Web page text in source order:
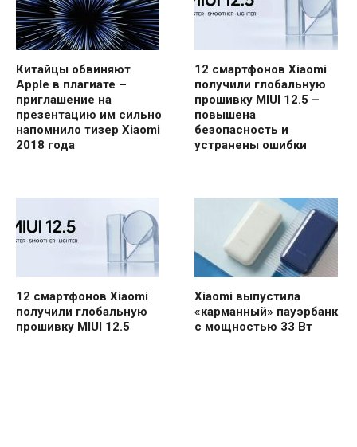
Китайцы обвиняют
Apple в плагиате –
приглашение на
презентацию им сильно
напомнило тизер Xiaomi
2018 года
12 смартфонов Xiaomi
получили глобальную
прошивку MIUI 12.5 –
повышена
безопасность и
устранены ошибки
12 смартфонов Xiaomi
получили глобальную
прошивку MIUI 12.5
Xiaomi выпустила
«карманный» пауэрбанк
с мощностью 33 Вт